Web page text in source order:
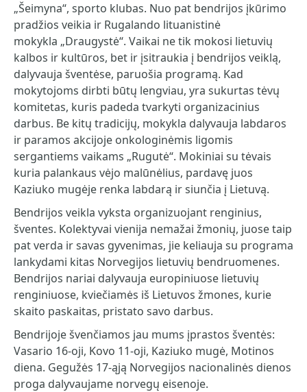
„Šeimyna“, sporto klubas. Nuo pat bendrijos įkūrimo
pradžios veikia ir Rugalando lituanistinė
mokykla „Draugystė“. Vaikai ne tik mokosi lietuvių
kalbos ir kultūros, bet ir įsitraukia į bendrijos veiklą,
dalyvauja šventėse, paruošia programą. Kad
mokytojoms dirbti būtų lengviau, yra sukurtas tėvų
komitetas, kuris padeda tvarkyti organizacinius
darbus. Be kitų tradicijų, mokykla dalyvauja labdaros
ir paramos akcijoje onkologinėmis ligomis
sergantiems vaikams „Rugutė“. Mokiniai su tėvais
kuria palankaus vėjo malūnėlius, pardavę juos
Kaziuko mugėje renka labdarą ir siunčia į Lietuvą.
Bendrijos veikla vyksta organizuojant renginius,
šventes. Kolektyvai vienija nemažai žmonių, juose taip
pat verda ir savas gyvenimas, jie keliauja su programa
lankydami kitas Norvegijos lietuvių bendruomenes.
Bendrijos nariai dalyvauja europiniuose lietuvių
renginiuose, kviečiamės iš Lietuvos žmones, kurie
skaito paskaitas, pristato savo darbus.
Bendrijoje švenčiamos jau mums įprastos šventės:
Vasario 16-oji, Kovo 11-oji, Kaziuko mugė, Motinos
diena. Gegužės 17-ąją Norvegijos nacionalinės dienos
proga dalyvaujame norvegų eisenoje.